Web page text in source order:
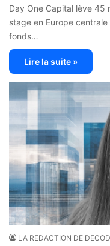
Day One Capital lève 45
stage en Europe
fonds…
Lire la suite »
LA REDACTION DE